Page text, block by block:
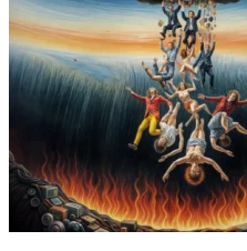
사회심리
사회환경
기타
사이트 소개
No Result
View All Result